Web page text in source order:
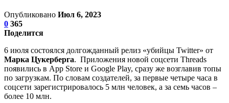
Опубликовано Июл 6, 2023
0 365
Поделится
6 июля состоялся долгожданный релиз «убийцы Twitter» от
Марка Цукерберга. Приложения новой соцсети Threads
появились в App Store и Google Play, сразу же возглавив топы
по загрузкам. По словам создателей, за первые четыре часа в
соцсети зарегистрировалось 5 млн человек, а за семь часов –
более 10 млн.